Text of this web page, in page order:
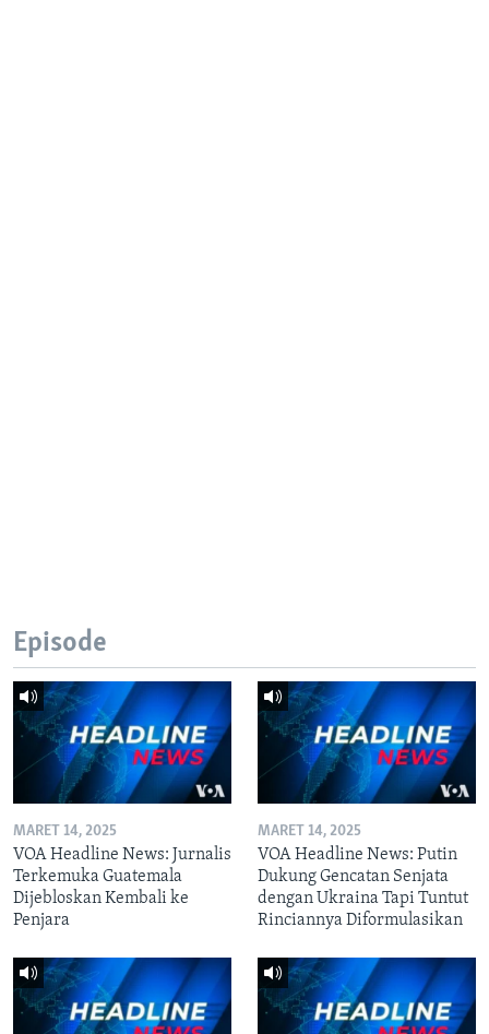
Episode
MARET 14, 2025
VOA Headline News: Jurnalis
Terkemuka Guatemala
Dijebloskan Kembali ke
Penjara
MARET 14, 2025
VOA Headline News: Putin
Dukung Gencatan Senjata
dengan Ukraina Tapi Tuntut
Rinciannya Diformulasikan